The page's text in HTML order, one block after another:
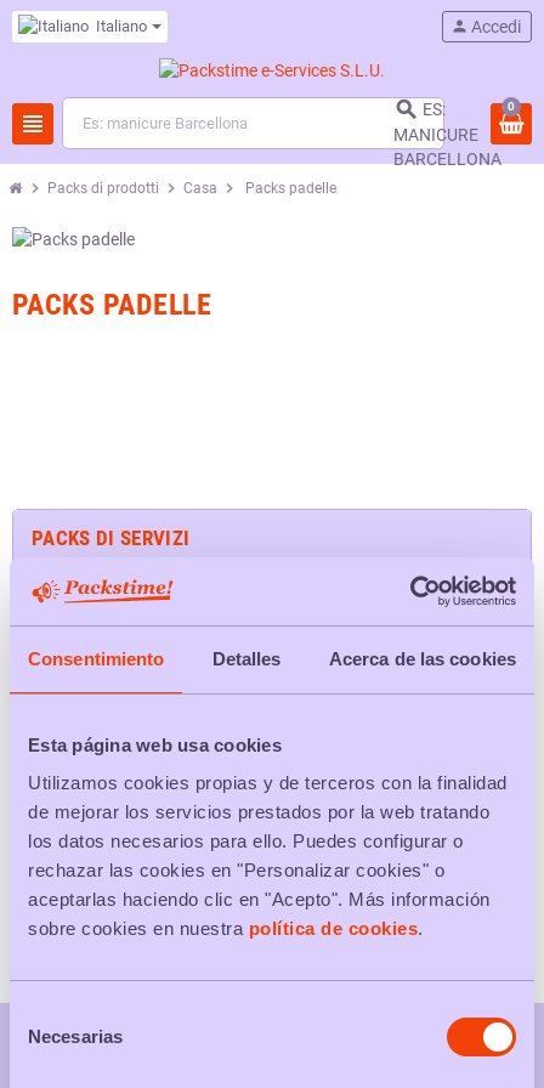
Consentimiento Detalles Acerca de las cookies
Esta página web usa cookies
Utilizamos cookies propias y de terceros con la finalidad
de mejorar los servicios prestados por la web tratando
los datos necesarios para ello. Puedes configurar o
rechazar las cookies en "Personalizar cookies" o
aceptarlas haciendo clic en "Acepto". Más información
sobre cookies en nuestra política de cookies.
Necesarias
Italiano
view_headline  ES:
MANICURE
BARCELLONA
person Accedi
0
chevron_right Packs di prodotti chevron_right Casa chevron_right Packs padelle
PACKS DI SERVIZI
Scegli la tua città
CERCARE
TUTTI I PACKS
Packs di prodotti
Packs di servizi
PACKS PADELLE